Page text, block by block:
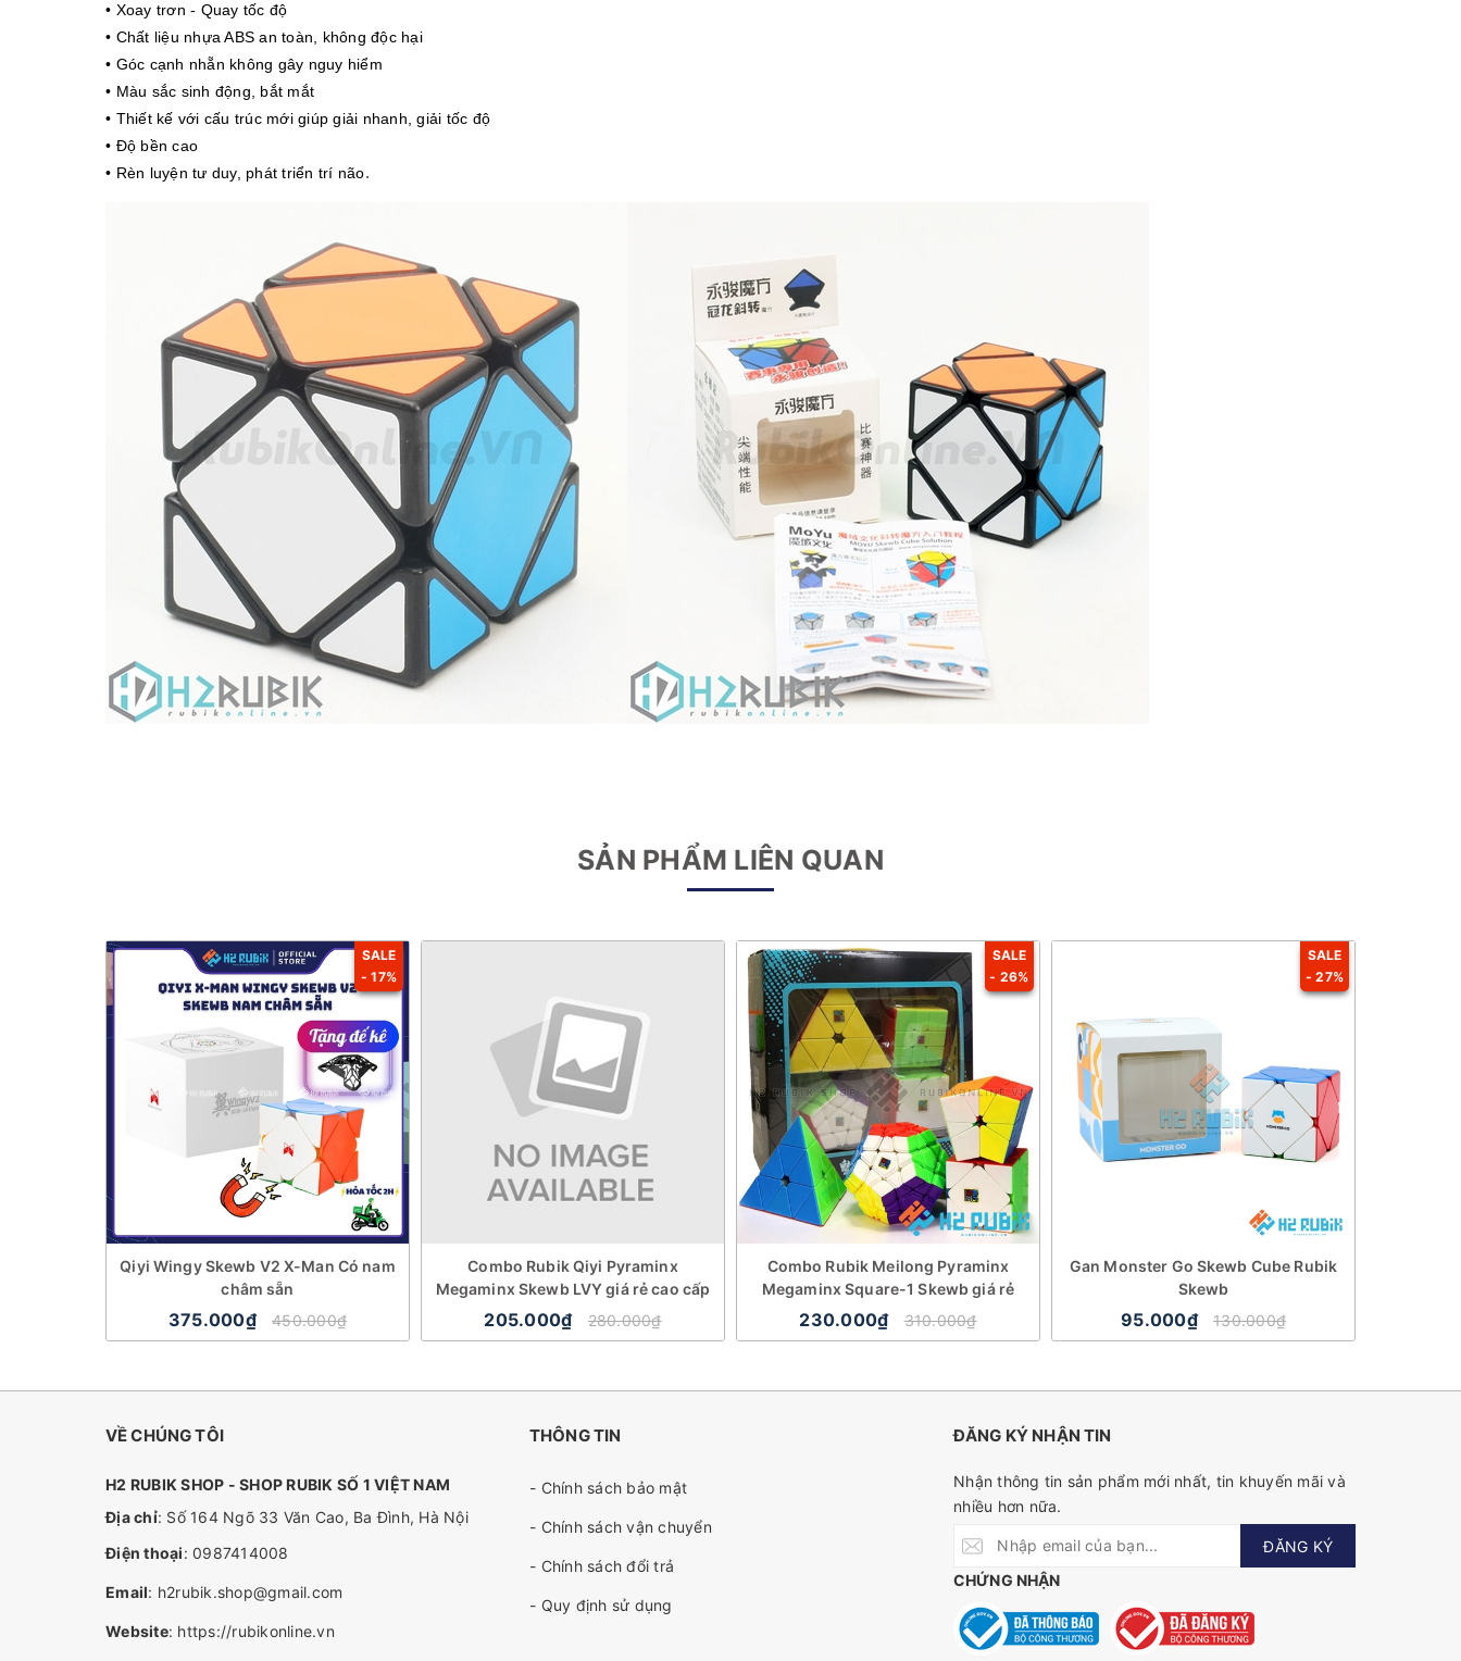
• Xoay trơn - Quay tốc độ
• Chất liệu nhựa ABS an toàn, không độc hại
• Góc cạnh nhẵn không gây nguy hiểm
• Màu sắc sinh động, bắt mắt
• Thiết kế với cấu trúc mới giúp giải nhanh, giải tốc độ
• Độ bền cao
• Rèn luyện tư duy, phát triển trí não.
SẢN PHẨM LIÊN QUAN
SALE
- 17%
Qiyi Wingy Skewb V2 X-Man Có nam
châm sẵn
375.000₫ 450.000₫
Combo Rubik Qiyi Pyraminx
Megaminx Skewb LVY giá rẻ cao cấp
205.000₫ 280.000₫
SALE
- 26%
Combo Rubik Meilong Pyraminx
Megaminx Square-1 Skewb giá rẻ
230.000₫ 310.000₫
SALE
- 27%
Gan Monster Go Skewb Cube Rubik
Skewb
95.000₫ 130.000₫
VỀ CHÚNG TÔI
H2 RUBIK SHOP - SHOP RUBIK SỐ 1 VIỆT NAM
Địa chỉ: Số 164 Ngõ 33 Văn Cao, Ba Đình, Hà Nội
Điện thoại: 0987414008
Email: h2rubik.shop@gmail.com
Website: https://rubikonline.vn
THÔNG TIN
- Chính sách bảo mật
- Chính sách vận chuyển
- Chính sách đổi trả
- Quy định sử dụng
ĐĂNG KÝ NHẬN TIN
Nhận thông tin sản phẩm mới nhất, tin khuyến mãi và
nhiều hơn nữa.
ĐĂNG KÝ
CHỨNG NHẬN